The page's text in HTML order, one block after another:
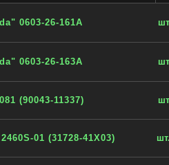
0603-26-161A шт
0603-26-163A шт
(90043-11337) шт
01 (31728-41X03) шт.